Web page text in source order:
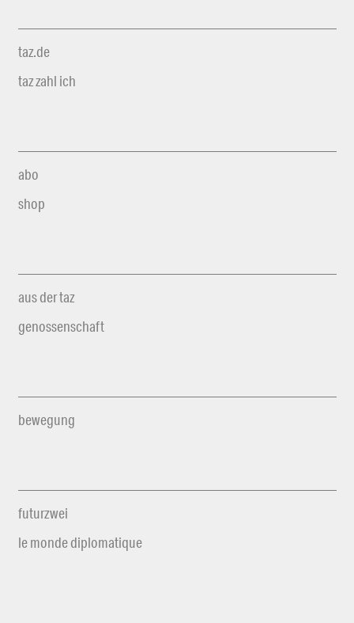
taz.de
taz zahl ich
abo
shop
aus der taz
genossenschaft
bewegung
futurzwei
le monde diplomatique